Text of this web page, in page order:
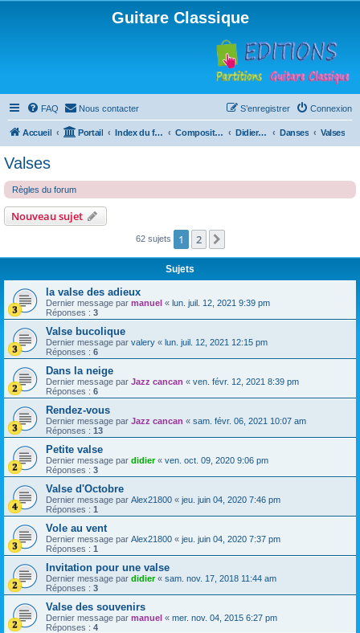
Guitare Classique
FAQ Nous contacter Connexion
S’enregistrer
Accueil Portail Index du forum Compositions Didierland Danses Valses
Valses
Règles du forum
Nouveau sujet
62 sujets 1 2
Sujets
la valse des adieux
Dernier message par manuel « lun. juil. 12, 2021 9:39 pm
Réponses : 3
Valse bucolique
Dernier message par valery « lun. juil. 12, 2021 12:15 pm
Réponses : 6
Dans la neige
Dernier message par Jazz cancan « ven. févr. 12, 2021 8:39 pm
Réponses : 6
Rendez-vous
Dernier message par Jazz cancan « sam. févr. 06, 2021 10:07 am
Réponses : 13
Petite valse
Dernier message par didier« ven. oct. 09, 2020 9:06 pm
Réponses : 3
Valse d'Octobre
Dernier message par Alex21800 « jeu. juin 04, 2020 7:46 pm
Réponses : 1
Vole au vent
Dernier message par Alex21800 « jeu. juin 04, 2020 7:37 pm
Réponses : 1
Invitation pour une valse
Dernier message par didier« sam. nov. 17, 2018 11:44 am
Réponses : 3
Valse des souvenirs
Dernier message par manuel « mer. nov. 04, 2015 6:27 pm
Réponses : 4